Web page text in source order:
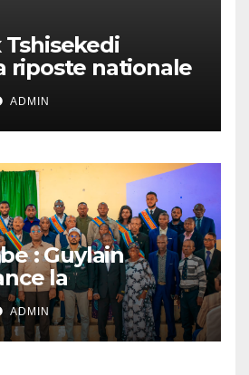
Tshisekedi
riposte nationale
d’Ebola
ADMIN
: Guylain
la
au deuxième
général à
ADMIN